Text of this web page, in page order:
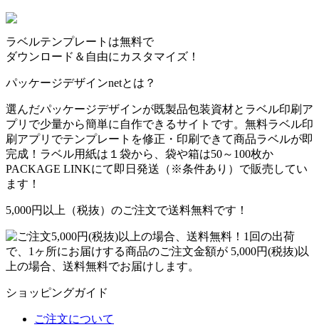
ラベルテンプレートは無料で
ダウンロード＆自由にカスタマイズ！
パッケージデザインnetとは？
選んだパッケージデザインが既製品包装資材とラベル印刷ア
プリで少量から簡単に自作できるサイトです。無料ラベル印
刷アプリでテンプレートを修正・印刷できて商品ラベルが即
完成！ラベル用紙は１袋から、袋や箱は50～100枚か
PACKAGE LINKにて即日発送 （※条件あり） で販売してい
ます！
5,000円以上（税抜）のご注文で送料無料です！
1回の出荷
で、1ヶ所にお届けする商品のご注文金額が 5,000円(税抜)以
上の場合、送料無料でお届けします。
ショッピングガイド
ご注文について